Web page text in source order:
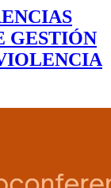
GESTIÓN